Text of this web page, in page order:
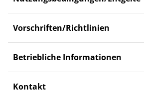
Vorschriften/Richtlinien
Betriebliche Informationen
Kontakt